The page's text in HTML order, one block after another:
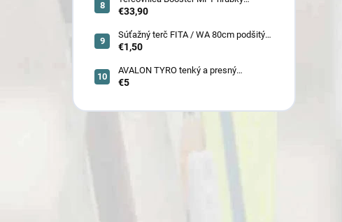
7cm/11cm/17cm
€33,90
Súťažný terč FITA / WA 80cm podšitý
(6005)
€1,50
AVALON TYRO tenký a presný
€5